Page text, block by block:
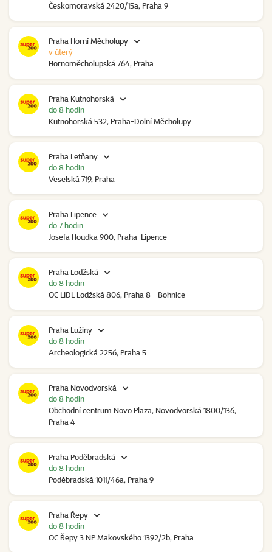
Českomoravská 2420/15a, Praha 9
Praha Horní Měcholupy
Hornoměcholupská 764, Praha
v úterý
Praha Kutnohorská
Kutnohorská 532, Praha-Dolní Měcholupy
do 8 hodin
Praha Letňany
Veselská 719, Praha
do 8 hodin
Praha Lipence
Josefa Houdka 900, Praha-Lipence
do 7 hodin
Praha Lodžská
OC LIDL Lodžská 806, Praha 8 - Bohnice
do 8 hodin
Praha Lužiny
Archeologická 2256, Praha 5
do 8 hodin
Praha Novodvorská
Obchodní centrum Novo Plaza, Novodvorská 1800/136,
Praha 4
do 8 hodin
Praha Poděbradská
Poděbradská 1011/46a, Praha 9
do 8 hodin
Praha Řepy
OC Řepy 3.NP Makovského 1392/2b, Praha
do 8 hodin